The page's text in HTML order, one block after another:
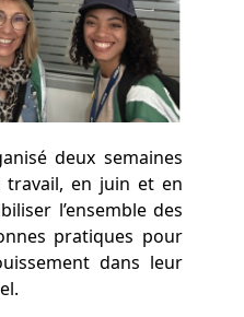
deux semaines
travail, en juin et en
l’ensemble des
pratiques pour
dans leur